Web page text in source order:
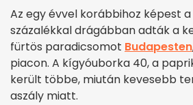
Az egy évvel korábbihoz képest
százalékkal drágábban adták a
fürtös paradicsomot Budapesten
piacon. A kígyóuborka 40, a
került többe, miután kevesebb
aszály miatt.